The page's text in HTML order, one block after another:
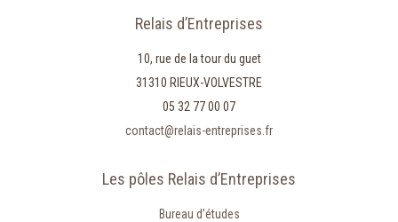
Relais d’Entreprises
10, rue de la tour du guet
31310 RIEUX-VOLVESTRE
05 32 77 00 07
contact@relais-entreprises.fr
Les pôles Relais d’Entreprises
Bureau d’études